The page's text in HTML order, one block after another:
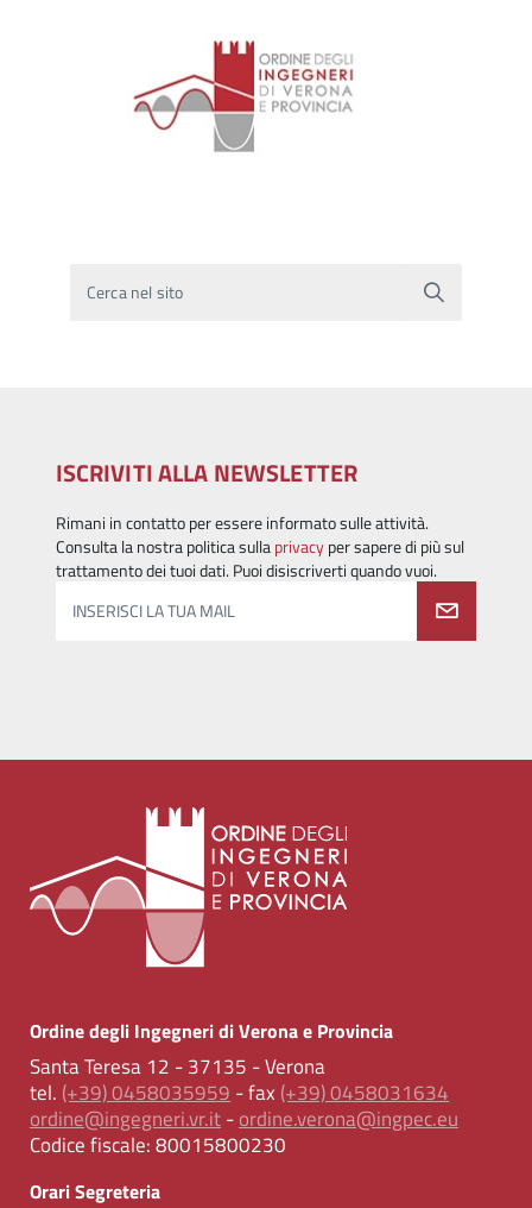
Cerca nel sito
ISCRIVITI ALLA NEWSLETTER
Rimani in contatto per essere informato sulle attività.
Consulta la nostra politica sullaprivacyper sapere di più sul
trattamento dei tuoi dati. Puoi disiscriverti quando vuoi.
INSERISCI LA TUA MAIL
Ordine degli Ingegneri di Verona e Provincia
Santa Teresa 12 - 37135 - Verona
tel. (+39) 0458035959 - fax (+39) 0458031634
ordine@ingegneri.vr.it-ordine.verona@ingpec.eu
Codice fiscale:80015800230
Orari Segreteria